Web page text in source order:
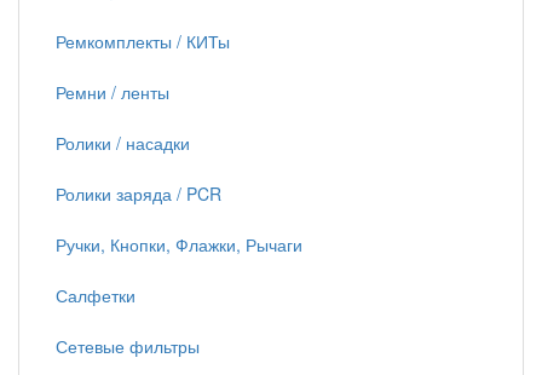
Ремкомплекты / КИТы
Ремни / ленты
Ролики / насадки
Ролики заряда / PCR
Ручки, Кнопки, Флажки, Рычаги
Салфетки
Сетевые фильтры